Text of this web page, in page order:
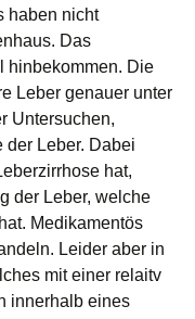
haben nicht
Das
hinbekommen. Die
Leber genauer unter
Untersuchen,
Leber. Dabei
hat,
der Leber, welche
Medikamentös
Leider aber in
mit einer relaitv
innerhalb eines